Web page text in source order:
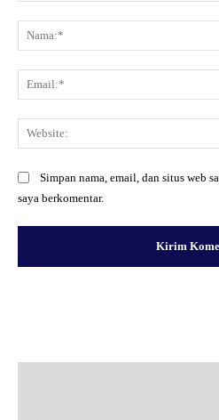
Simpan nama, email, dan situs web
saya berkomentar.